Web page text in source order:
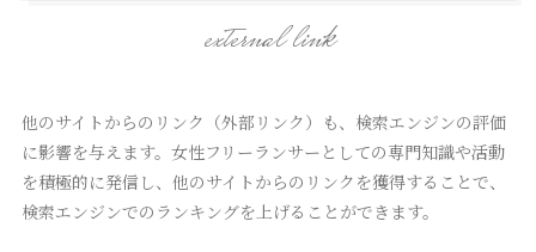
external link
他のサイトからのリンク（外部リンク）も、検索エンジンの評価
に影響を与えます。女性フリーランサーとしての専門知識や活動
を積極的に発信し、他のサイトからのリンクを獲得することで、
検索エンジンでのランキングを上げることができます。